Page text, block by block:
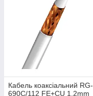
Кабель коаксіальний RG-
690C/112 FE+CU 1.2mm